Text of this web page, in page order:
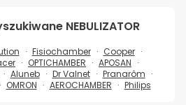
NEBULIZATOR
Fisiochamber
Cooper
OPTICHAMBER
APOSAN
Aluneb Dr Valnet
Pranarôm
OMRON AEROCHAMBER Philips